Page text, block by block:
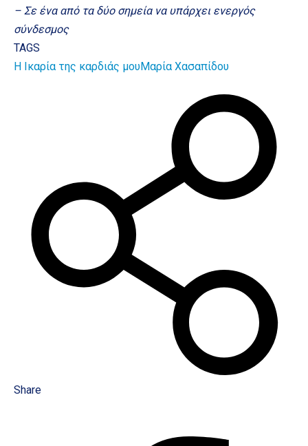
– Σε ένα από τα δύο σημεία να υπάρχει ενεργός
σύνδεσμος
TAGS
Η Ικαρία της καρδιάς μου Μαρία Χασαπίδου
Share